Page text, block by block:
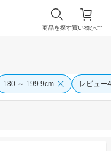
買い物かご
商品を探す
180 ～ 199.9cm レビュー